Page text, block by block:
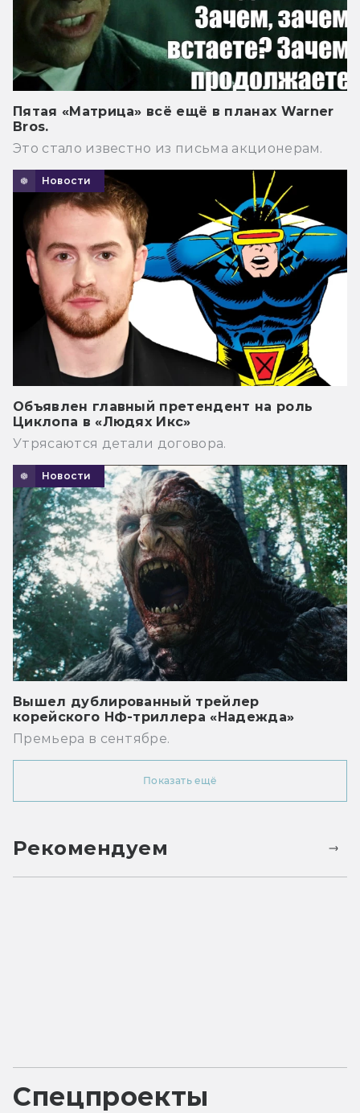
Пятая «Матрица» всё ещё в планах Warner
Bros.
Это стало известно из письма акционерам.
Новости
Объявлен главный претендент на роль
Циклопа в «Людях Икс»
Утрясаются детали договора.
Новости
Вышел дублированный трейлер
корейского НФ-триллера «Надежда»
Премьера в сентябре.
Показать ещё
Рекомендуем
Спецпроекты